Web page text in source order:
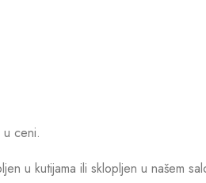
u ceni.
u kutijama ili sklopljen u našem